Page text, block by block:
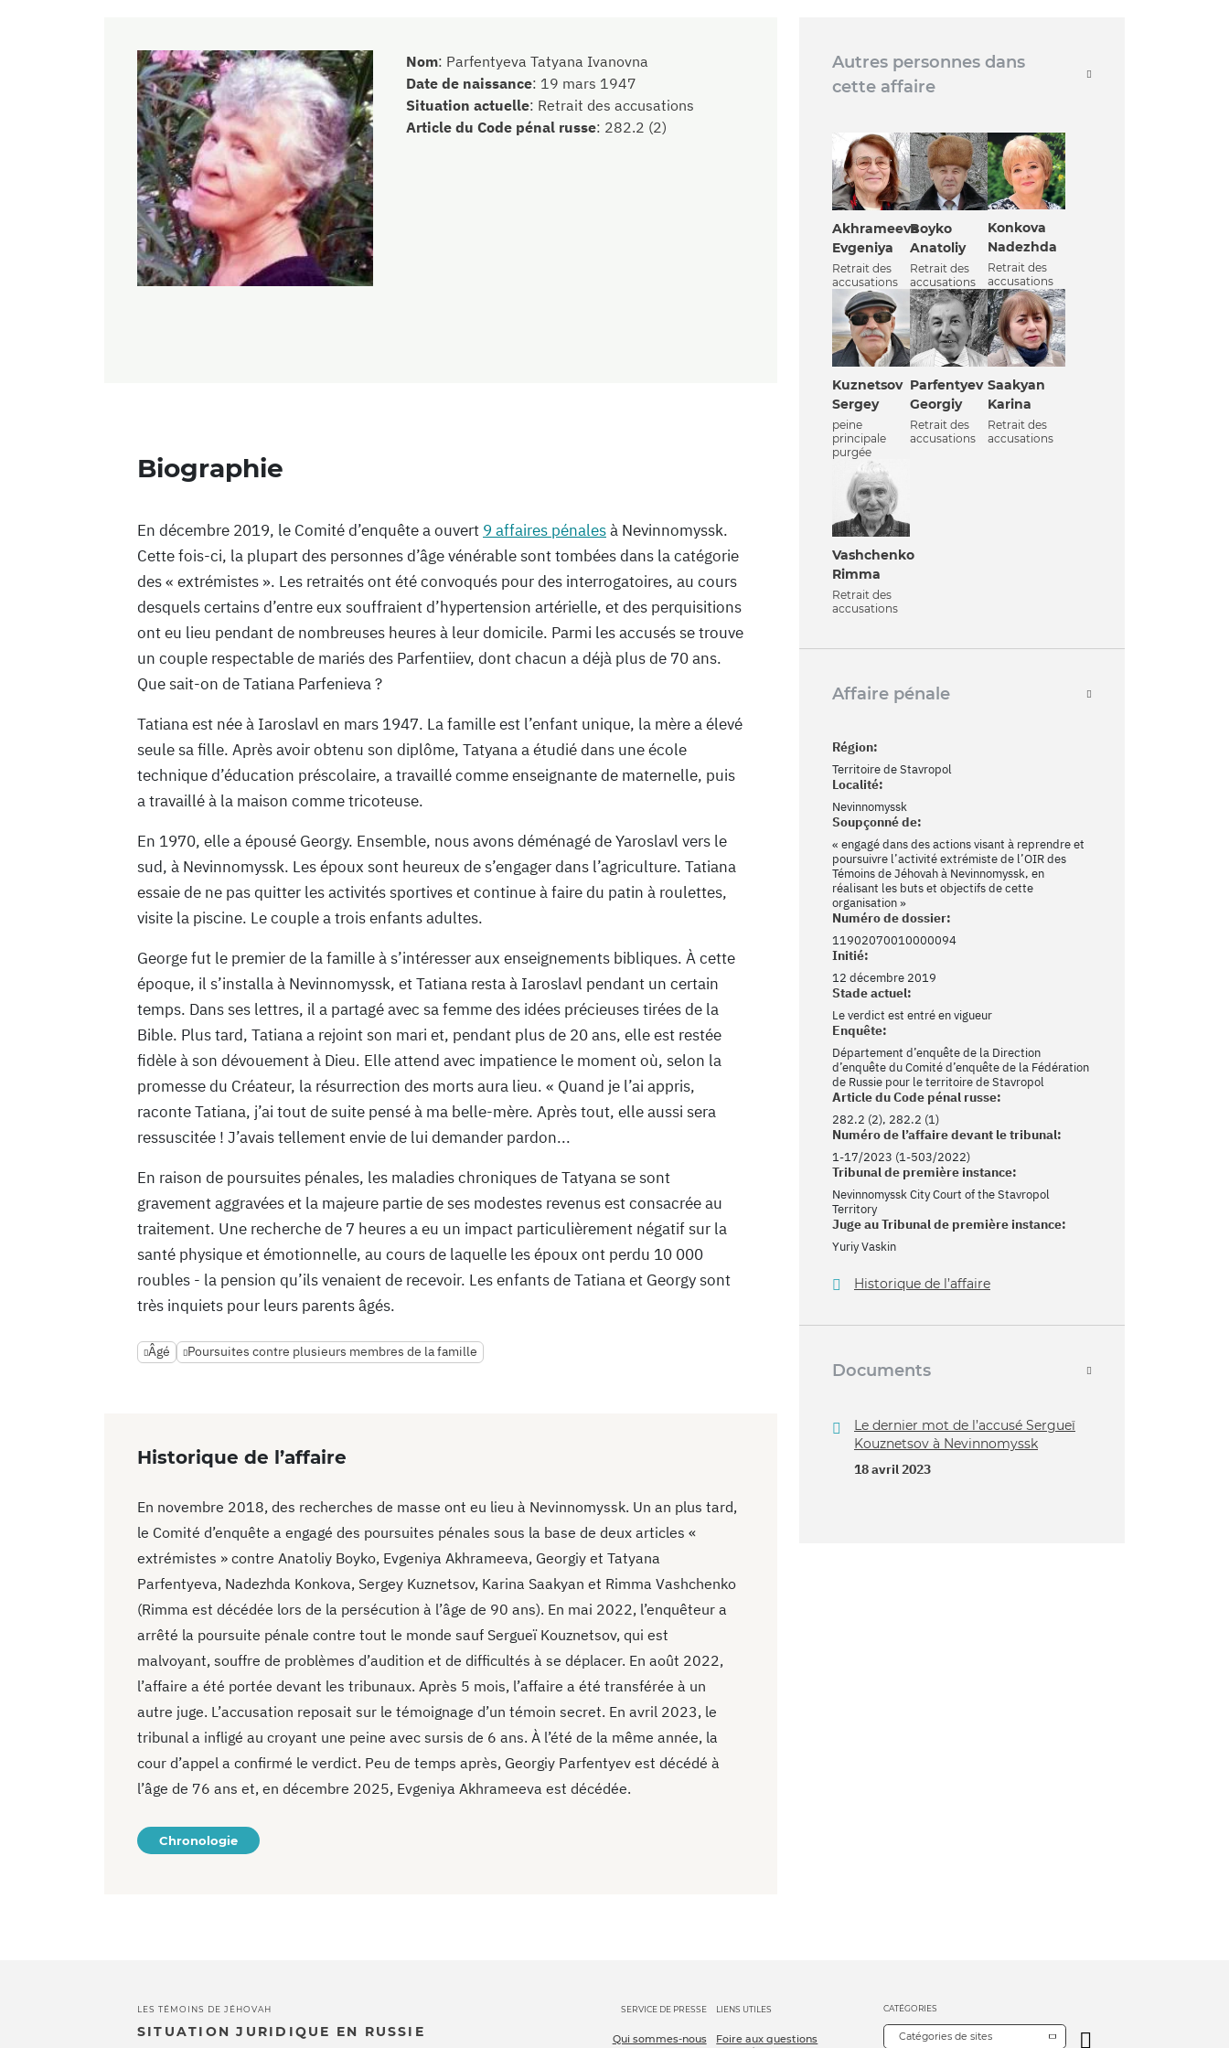
Nom: Parfentyeva Tatyana Ivanovna
Date de naissance: 19 mars 1947
Situation actuelle: Retrait des accusations
Article du Code pénal russe: 282.2 (2)
Biographie
En décembre 2019, le Comité d’enquête a ouvert 9 affaires pénalesà Nevinnomyssk.
Cette fois-ci, la plupart des personnes d’âge vénérable sont tombées dans la catégorie
des « extrémistes ». Les retraités ont été convoqués pour des interrogatoires, au cours
desquels certains d’entre eux souffraient d’hypertension artérielle, et des perquisitions
ont eu lieu pendant de nombreuses heures à leur domicile. Parmi les accusés se trouve
un couple respectable de mariés des Parfentiiev, dont chacun a déjà plus de 70 ans.
Que sait-on de Tatiana Parfenieva ?
Tatiana est née à Iaroslavl en mars 1947. La famille est l’enfant unique, la mère a élevé
seule sa fille. Après avoir obtenu son diplôme, Tatyana a étudié dans une école
technique d’éducation préscolaire, a travaillé comme enseignante de maternelle, puis
a travaillé à la maison comme tricoteuse.
En 1970, elle a épousé Georgy. Ensemble, nous avons déménagé de Yaroslavl vers le
sud, à Nevinnomyssk. Les époux sont heureux de s’engager dans l’agriculture. Tatiana
essaie de ne pas quitter les activités sportives et continue à faire du patin à roulettes,
visite la piscine. Le couple a trois enfants adultes.
George fut le premier de la famille à s’intéresser aux enseignements bibliques. À cette
époque, il s’installa à Nevinnomyssk, et Tatiana resta à Iaroslavl pendant un certain
temps. Dans ses lettres, il a partagé avec sa femme des idées précieuses tirées de la
Bible. Plus tard, Tatiana a rejoint son mari et, pendant plus de 20 ans, elle est restée
fidèle à son dévouement à Dieu. Elle attend avec impatience le moment où, selon la
promesse du Créateur, la résurrection des morts aura lieu. « Quand je l’ai appris,
raconte Tatiana, j’ai tout de suite pensé à ma belle-mère. Après tout, elle aussi sera
ressuscitée ! J’avais tellement envie de lui demander pardon...
En raison de poursuites pénales, les maladies chroniques de Tatyana se sont
gravement aggravées et la majeure partie de ses modestes revenus est consacrée au
traitement. Une recherche de 7 heures a eu un impact particulièrement négatif sur la
santé physique et émotionnelle, au cours de laquelle les époux ont perdu 10 000
roubles - la pension qu’ils venaient de recevoir. Les enfants de Tatiana et Georgy sont
très inquiets pour leurs parents âgés.
Âgé Poursuites contre plusieurs membres de la famille
Historique de l’affaire
En novembre 2018, des recherches de masse ont eu lieu à Nevinnomyssk. Un an plus tard,
le Comité d’enquête a engagé des poursuites pénales sous la base de deux articles «
extrémistes » contre Anatoliy Boyko, Evgeniya Akhrameeva, Georgiy et Tatyana
Parfentyeva, Nadezhda Konkova, Sergey Kuznetsov, Karina Saakyan et Rimma Vashchenko
(Rimma est décédée lors de la persécution à l’âge de 90 ans). En mai 2022, l’enquêteur a
arrêté la poursuite pénale contre tout le monde sauf Sergueï Kouznetsov, qui est
malvoyant, souffre de problèmes d’audition et de difficultés à se déplacer. En août 2022,
l’affaire a été portée devant les tribunaux. Après 5 mois, l’affaire a été transférée à un
autre juge. L’accusation reposait sur le témoignage d’un témoin secret. En avril 2023, le
tribunal a infligé au croyant une peine avec sursis de 6 ans. À l’été de la même année, la
cour d’appel a confirmé le verdict. Peu de temps après, Georgiy Parfentyev est décédé à
l’âge de 76 ans et, en décembre 2025, Evgeniya Akhrameeva est décédée.
Chronologie
Autres personnes dans
cette affaire
Akhrameeva
Evgeniya
Retrait des
accusations
Boyko
Anatoliy
Retrait des
accusations
Konkova
Nadezhda
Retrait des
accusations
Kuznetsov
Sergey
peine
principale
purgée
Parfentyev
Georgiy
Retrait des
accusations
Saakyan
Karina
Retrait des
accusations
Vashchenko
Rimma
Retrait des
accusations
Affaire pénale
Région:
Territoire de Stavropol
Localité:
Nevinnomyssk
Soupçonné de:
« engagé dans des actions visant à reprendre et
poursuivre l’activité extrémiste de l’OIR des
Témoins de Jéhovah à Nevinnomyssk, en
réalisant les buts et objectifs de cette
organisation »
Numéro de dossier:
11902070010000094
Initié:
12 décembre 2019
Stade actuel:
Le verdict est entré en vigueur
Enquête:
Département d’enquête de la Direction
d’enquête du Comité d’enquête de la Fédération
de Russie pour le territoire de Stavropol
Article du Code pénal russe:
282.2 (2), 282.2 (1)
Numéro de l’affaire devant le tribunal:
1-17/2023 (1-503/2022)
Tribunal de première instance:
Nevinnomyssk City Court of the Stavropol
Territory
Juge au Tribunal de première instance:
Yuriy Vaskin
Historique de l’affaire
Documents
Le dernier mot de l’accusé Sergueï
Kouznetsov à Nevinnomyssk
18 avril 2023
LES TÉMOINS DE JÉHOVAH
SITUATION JURIDIQUE EN RUSSIE
SERVICE DE PRESSE
Qui sommes-nous
LIENS UTILES
Foire aux questions
CATÉGORIES
Catégories de sites